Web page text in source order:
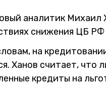
аналитик Михаил
снижения ЦБ РФ
на
Ханов считает, что
кредиты на